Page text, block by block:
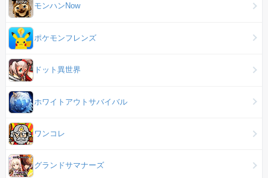
モンハンNow
ポケモンフレンズ
ドット異世界
ホワイトアウトサバイバル
ワンコレ
グランドサマナーズ